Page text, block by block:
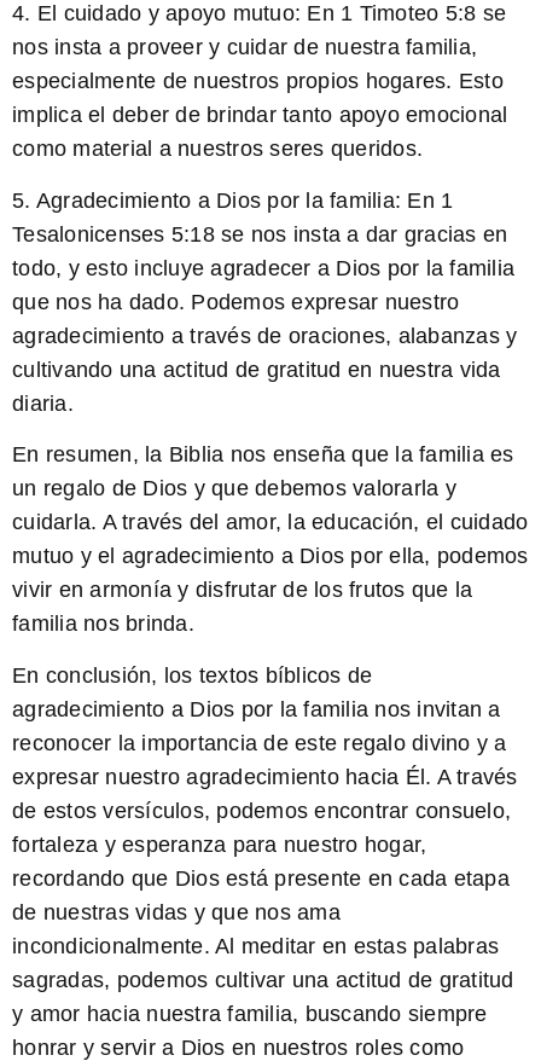
4. El cuidado y apoyo mutuo: En 1 Timoteo 5:8 se
nos insta a proveer y cuidar de nuestra familia,
especialmente de nuestros propios hogares. Esto
implica el deber de brindar tanto apoyo emocional
como material a nuestros seres queridos.
5. Agradecimiento a Dios por la familia: En 1
Tesalonicenses 5:18 se nos insta a dar gracias en
todo, y esto incluye agradecer a Dios por la familia
que nos ha dado. Podemos expresar nuestro
agradecimiento a través de oraciones, alabanzas y
cultivando una actitud de gratitud en nuestra vida
diaria.
En resumen, la Biblia nos enseña que la familia es
un regalo de Dios y que debemos valorarla y
cuidarla. A través del amor, la educación, el cuidado
mutuo y el agradecimiento a Dios por ella, podemos
vivir en armonía y disfrutar de los frutos que la
familia nos brinda.
En conclusión, los textos bíblicos de
agradecimiento a Dios por la familia nos invitan a
reconocer la importancia de este regalo divino y a
expresar nuestro agradecimiento hacia Él. A través
de estos versículos, podemos encontrar consuelo,
fortaleza y esperanza para nuestro hogar,
recordando que Dios está presente en cada etapa
de nuestras vidas y que nos ama
incondicionalmente. Al meditar en estas palabras
sagradas, podemos cultivar una actitud de gratitud
y amor hacia nuestra familia, buscando siempre
honrar y servir a Dios en nuestros roles como